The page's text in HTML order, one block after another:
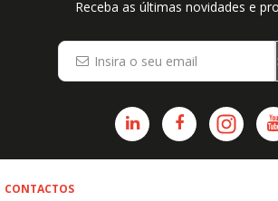
Receba as últimas novidades e
CONTACTOS